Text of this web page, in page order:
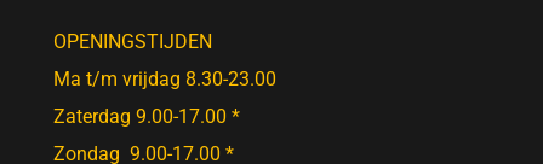
OPENINGSTIJDEN
Ma t/m vrijdag 8.30-23.00
Zaterdag 9.00-17.00 *
Zondag 9.00-17.00 *